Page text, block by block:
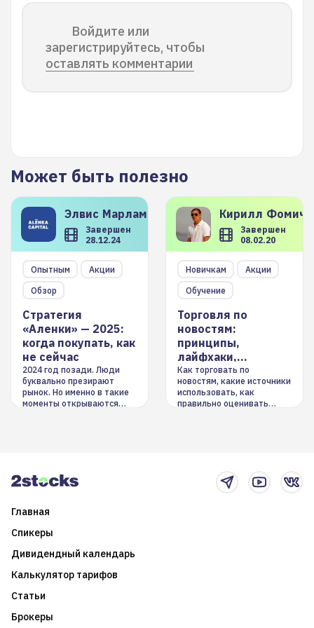
Войдите или
зарегистрируйтесь, чтобы
оставлять комментарии
Может быть полезно
Элвис Марламов
Завершен
28.12.24
Опытным
Акции
Обзор
Стратегия
«Аленки» — 2025:
когда покупать, как
не сейчас
2024 год позади. Люди
буквально презирают
рынок. Но именно в такие
моменты открываются
Кирилл
Завершен
08.02.20
Новичкам
Акции
Обучение
Торговля по
новостям:
принципы,
лайфхаки,
инструменты
Как торговать по
новостям, какие источники
использовать, как
правильно оценивать
Главная
Спикеры
Дивидендный календарь
Калькулятор тарифов
Статьи
Брокеры